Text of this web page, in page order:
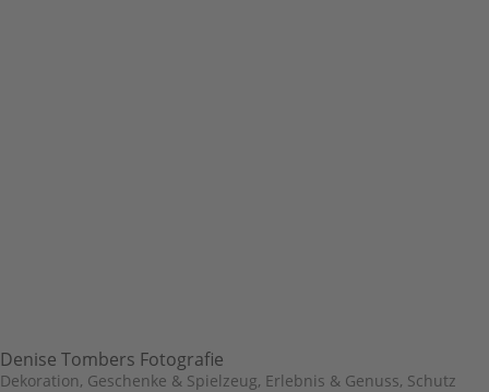
Denise Tombers Fotografie
Dekoration, Geschenke & Spielzeug, Erlebnis & Genuss, Schutz